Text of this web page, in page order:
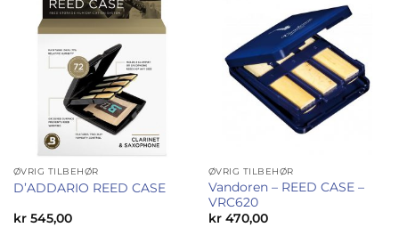
ØVRIG TILBEHØR
D’ADDARIO REED CASE
kr545,00
ØVRIG TILBEHØR
Vandoren – REED CASE –
VRC620
kr470,00